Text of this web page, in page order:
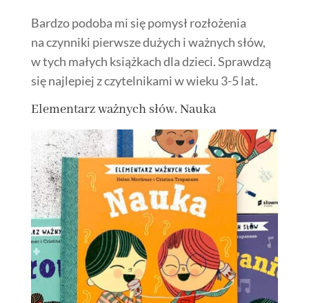
Bardzo podoba mi się pomysł rozłożenia
na czynniki pierwsze dużych i ważnych słów,
w tych małych książkach dla dzieci. Sprawdzą
się najlepiej z czytelnikami w wieku 3-5 lat.
Elementarz ważnych słów. Nauka